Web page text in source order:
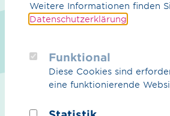
Die Fernleitungsnetzbetreiber sind
b) KAP+ dazu verpflichtet einen
vorzulegen, in dem der Einsatz der
Weitere Informationen finden
Datenschutzerklärung
Funktional
Diese Cookies sind
eine funktionierende